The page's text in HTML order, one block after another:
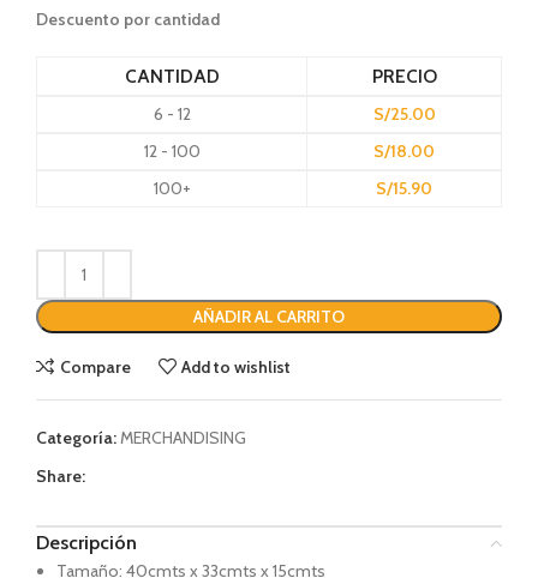
Descuento por cantidad
CANTIDAD PRECIO
6 - 12 S/25.00
12 - 100
S/18.00
100+
S/15.90
AÑADIR AL CARRITO
Compare Add to wishlist
Categoría:MERCHANDISING
Share:
Descripción
Tamaño: 40cmts x 33cmts x 15cmts